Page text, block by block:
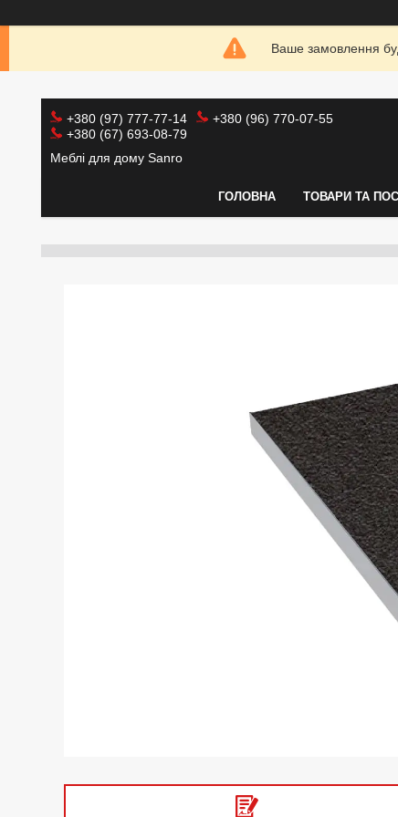
Ваше замовлення
+380 (97) 777-77-14
+380 (96) 770-07-55
+380 (67) 693-08-79
Меблі для дому Sanro
ГОЛОВНА ТОВАРИ ТА